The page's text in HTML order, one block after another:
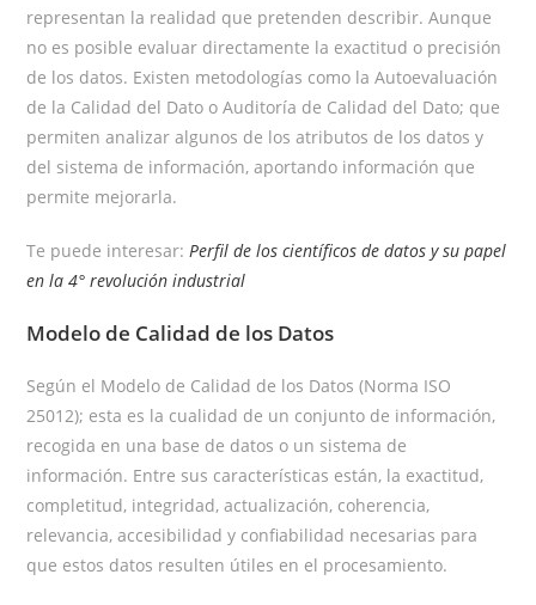
representan la realidad que pretenden describir. Aunque
no es posible evaluar directamente la exactitud o precisión
de los datos. Existen metodologías como la Autoevaluación
de la Calidad del Dato o Auditoría de Calidad del Dato; que
permiten analizar algunos de los atributos de los datos y
del sistema de información, aportando información que
permite mejorarla.
Te puede interesar:Perfil de los científicos de datos y su papel
en la 4° revolución industrial
Modelo de Calidad de los Datos
Según el Modelo de Calidad de los Datos (Norma ISO
25012); esta es la cualidad de un conjunto de información,
recogida en una base de datos o un sistema de
información. Entre sus características están, la exactitud,
completitud, integridad, actualización, coherencia,
relevancia, accesibilidad y confiabilidad necesarias para
que estos datos resulten útiles en el procesamiento.